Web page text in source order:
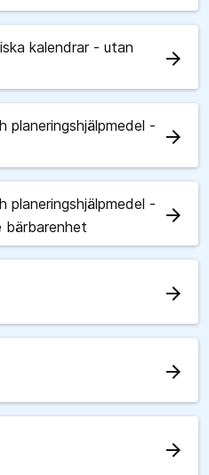
kalendrar - utan
arrow_forward
-
arrow_forward
-
bärbarenhet
arrow_forward
arrow_forward
arrow_forward
arrow_forward